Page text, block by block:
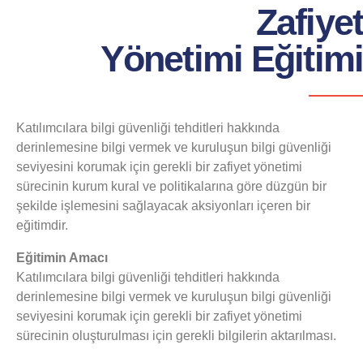
Zafiyet
Yönetimi Eğitimi
Katılımcılara bilgi güvenliği tehditleri hakkında
derinlemesine bilgi vermek ve kuruluşun bilgi güvenliği
seviyesini korumak için gerekli bir zafiyet yönetimi
sürecinin kurum kural ve politikalarına göre düzgün bir
şekilde işlemesini sağlayacak aksiyonları içeren bir
eğitimdir.
Eğitimin Amacı
Katılımcılara bilgi güvenliği tehditleri hakkında
derinlemesine bilgi vermek ve kuruluşun bilgi güvenliği
seviyesini korumak için gerekli bir zafiyet yönetimi
sürecinin oluşturulması için gerekli bilgilerin aktarılması.